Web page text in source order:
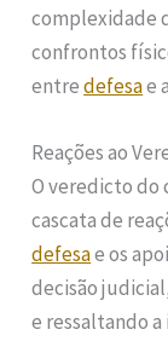
complexidade
confrontos
entredefesae
Reações ao
O veredicto do
cascata de
defesae os
decisão
e ressaltando